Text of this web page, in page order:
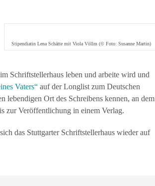
Stipendiatin Lena Schätte mit Viola Völlm (© Foto: Susanne Martin)
Schriftstellerhaus leben und arbeite wird und
Vaters“ auf der Longlist zum Deutschen
lebendigen Ort des Schreibens kennen, an dem
zur Veröffentlichung in einem Verlag.
das Stuttgarter Schriftstellerhaus wieder auf